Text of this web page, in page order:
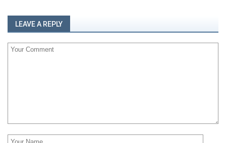
LEAVE A REPLY